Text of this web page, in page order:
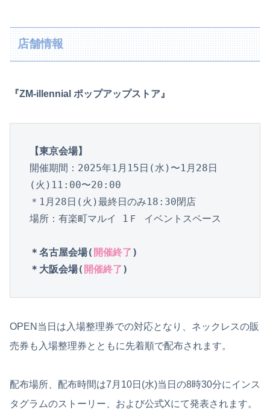
店舗情報
『ZM-illennial ポップアップストア』
【東京会場】
開催期間：2025年1月15日(水)〜1月28日
(火)11:00〜20:00
＊1月28日(火)最終日のみ18:30閉店
場所：有楽町マルイ 1Ｆ イベントスペース
＊名古屋会場( 開催終了 )
＊大阪会場( 開催終了 )
OPEN当日は入場整理券での対応となり、ネックレスの販
売券も入場整理券とともに先着順で配布されます。
配布場所、配布時間は7月10日(水)当日の8時30分にインス
タグラムのストーリー、および公式Xにて発表されます。